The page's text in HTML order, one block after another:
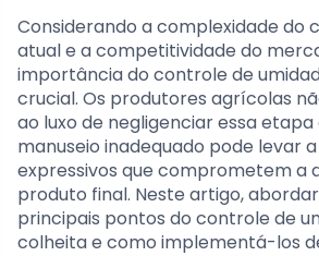
Considerando a complexidade do
atual e a competitividade do
importância do controle de
crucial. Os produtores agrícolas
ao luxo de negligenciar essa
manuseio inadequado pode levar
expressivos que comprometem a
produto final. Neste artigo,
principais pontos do controle de
colheita e como implementá-los